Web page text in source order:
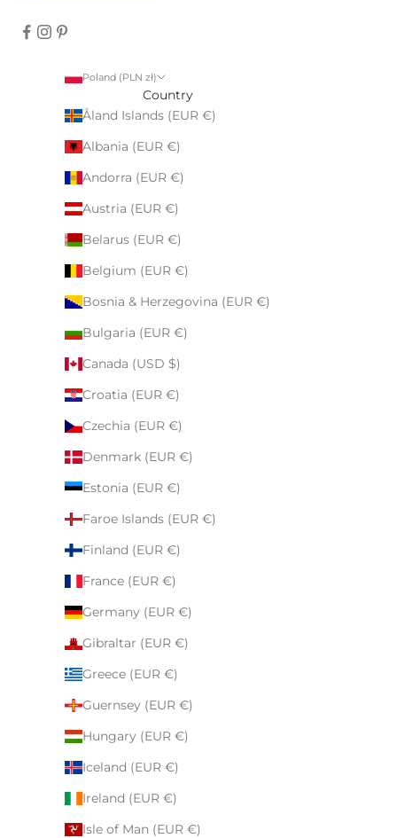
Poland (PLN zł)
Country
Åland Islands (EUR €)
Albania (EUR €)
Andorra (EUR €)
Austria (EUR €)
Belarus (EUR €)
Belgium (EUR €)
Bosnia & Herzegovina (EUR €)
Bulgaria (EUR €)
Canada (USD $)
Croatia (EUR €)
Czechia (EUR €)
Denmark (EUR €)
Estonia (EUR €)
Faroe Islands (EUR €)
Finland (EUR €)
France (EUR €)
Germany (EUR €)
Gibraltar (EUR €)
Greece (EUR €)
Guernsey (EUR €)
Hungary (EUR €)
Iceland (EUR €)
Ireland (EUR €)
Isle of Man (EUR €)